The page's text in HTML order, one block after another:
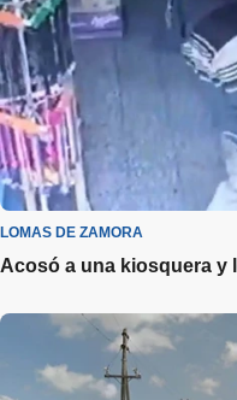
LOMAS DE ZAMORA
Acosó a una kiosquera y